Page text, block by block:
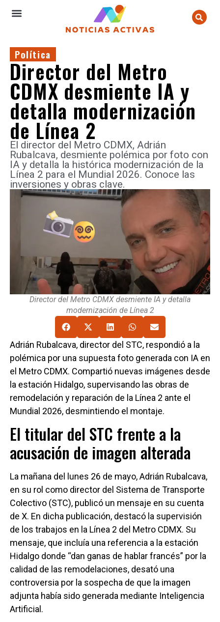
Política
Director del Metro
CDMX desmiente IA y
detalla modernización
de Línea 2
El director del Metro CDMX, Adrián
Rubalcava, desmiente polémica por foto con
IA y detalla la histórica modernización de la
Línea 2 para el Mundial 2026. Conoce las
inversiones y obras clave.
Director del Metro CDMX desmiente IA y detalla
modernización de Línea 2
Adrián Rubalcava, director del STC, respondió a la
polémica por una supuesta foto generada con IA en
el Metro CDMX. Compartió nuevas imágenes desde
la estación Hidalgo, supervisando las obras de
remodelación y reparación de la Línea 2 ante el
Mundial 2026, desmintiendo el montaje.
El titular del STC frente a la
acusación de imagen alterada
La mañana del lunes 26 de mayo, Adrián Rubalcava,
en su rol como director del Sistema de Transporte
Colectivo (STC), publicó un mensaje en su cuenta
de X. En dicha publicación, destacó la supervisión
de los trabajos en la Línea 2 del Metro CDMX. Su
mensaje, que incluía una referencia a la estación
Hidalgo donde “dan ganas de hablar francés” por la
calidad de las remodelaciones, desató una
controversia por la sospecha de que la imagen
adjunta había sido generada mediante Inteligencia
Artificial.